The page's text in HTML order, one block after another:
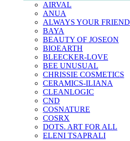
AIRVAL
ANUA
ALWAYS YOUR FRIEND
BAYA
BEAUTY OF JOSEON
BIOEARTH
BLEECKER-LOVE
BEE UNUSUAL
CHRISSIE COSMETICS
CERAMICS-ILIANA
CLEANLOGIC
CND
COSNATURE
COSRX
DOTS. ART FOR ALL
ELENI TSAPRALI